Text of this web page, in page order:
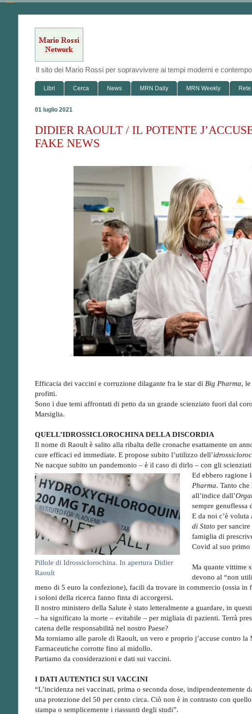
Il sito dei Mario Rossi per sopravvivere ai tempi moderni e
Libri Cerca News MRN Daily MRN Weekly
01 luglio 2021
DIDIER RAOULT / IL POTENTE
FAKE NEWS
Efficacia dei vaccini e corruzione dilagante fra le star di Big Pharma,
profitti.
Sono i due temi affrontati di petto da un grande scienziato fuori dal
Marsiglia.
QUELL’IDROSSICLOROCHINA DELLA DISCORDIA
Il nome di Raoult è salito alla ribalta delle cronache esattamente un
cure efficaci ed immediate. E propose subito l’utilizzo dell’
Ne nacque subito un pandemonio – è il caso di dirlo – con gli
Pillole di Idrossiclorochina. In apertura Didier
Raoult
Ed ebbero ragione
Pharma. Tanto che
all’indice dall’
sempre genuflessa
E da noi c’è
di Stato per
famiglia di
Covid al suo primo
Ma quante vittime
devono al “non
meno di 5 euro la confezione), facili da trovare in commercio (ossia in
i soloni della ricerca fanno finta di accorgersi.
Il nostro ministero della Salute è stato letteralmente a guardare, in
– ha significato la morte – evitabile – per migliaia di pazienti. Terrà
catena delle responsabilità nel nostro Paese?
Ma torniamo alle parole di Raoult, un vero e proprio j’accuse contro
Farmaceutiche corrotte fino al midollo.
Partiamo da considerazioni e dati sui vaccini.
I DATI AUTENTICI SUI VACCINI
“L’incidenza nei vaccinati, prima o seconda dose,
una protezione del 50 per cento circa. Ciò non è in contrasto con
stampa o semplicemente i riassunti degli studi”.